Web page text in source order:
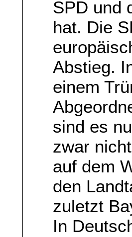
SPD und
hat. Die
Abstieg.
einem
sind es
zwar
auf dem
den
zuletzt
In